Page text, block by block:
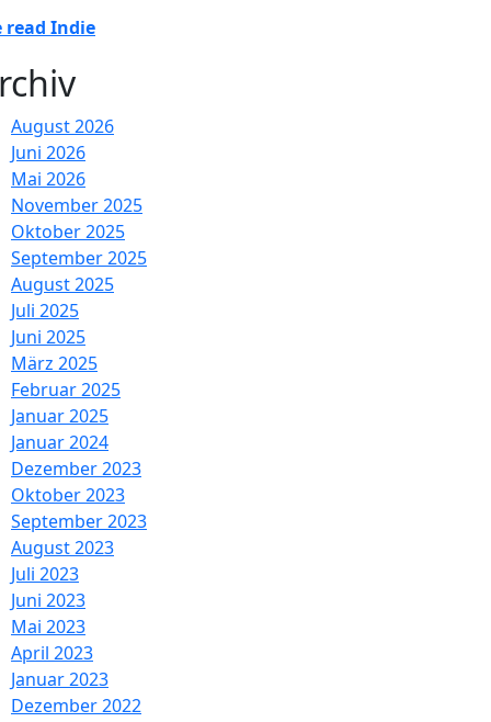
read Indie
August 2026
Juni 2026
Mai 2026
November 2025
Oktober 2025
September 2025
August 2025
Juli 2025
Juni 2025
März 2025
Februar 2025
Januar 2025
Januar 2024
Dezember 2023
Oktober 2023
September 2023
August 2023
Juli 2023
Juni 2023
Mai 2023
April 2023
Januar 2023
Dezember 2022